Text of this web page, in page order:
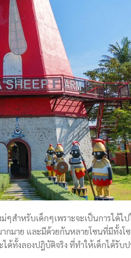
สำหรับเด็กๆเพราะจะเป็นการได้ไ
มาย และมีด้วยกันหลายโซนที่มีทั้งโ
ด้ทั้งลองปฎิบัติจริง ที่ทำให้เด็กได้รั